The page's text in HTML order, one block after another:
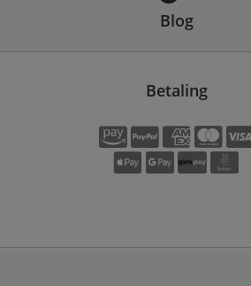
Blog
Betaling